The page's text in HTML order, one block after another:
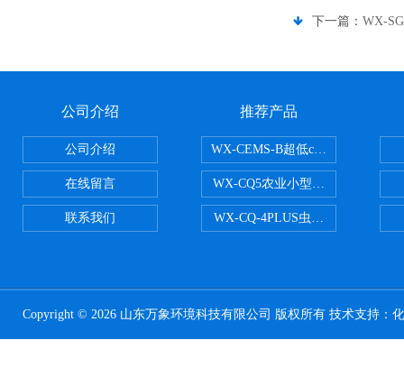
下一篇： WX-
公司介绍
公司介绍
在线留言
联系我们
推荐产品
WX-CEMS-B超低cems烟气监测系
WX-CQ5农业小型气象站
WX-CQ-4PLUS虫情测报灯
Copyright © 2026 山东万象环境科技有限公司 版权所有 技术支持：